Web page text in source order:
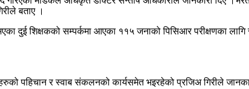
बताए ।
शिक्षकको सम्पर्कमा आएका ११५ जनाको पिसिआर परीक्षणका
पहिचान र स्वाब संकलनको कार्यसमेत भइरहेको प्रजिअ गिरीले